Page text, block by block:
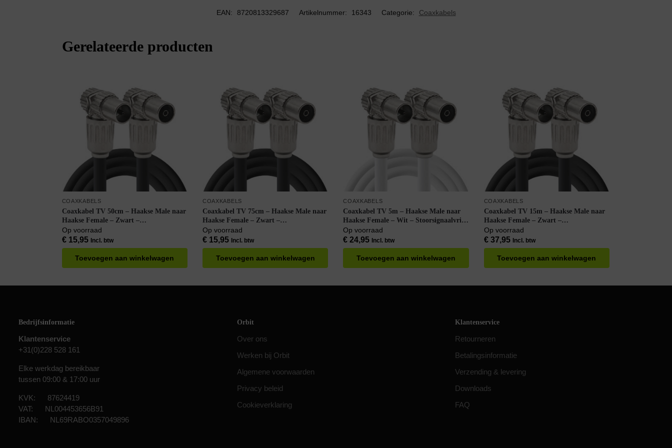
EAN: 8720813329687 Artikelnummer: 16343 Categorie: Coaxkabels
Gerelateerde producten
COAXKABELS
Coaxkabel TV 50cm – Haakse Male naar
Haakse Female – Zwart –
Stoorsignaalvrij – Geschikt voor Buiten –
Handgemaakt
Op voorraad
€15,95 Incl. btw
Toevoegen aan winkelwagen
COAXKABELS
Coaxkabel TV 75cm – Haakse Male naar
Haakse Female – Zwart –
Stoorsignaalvrij – Geschikt voor Buiten –
Handgemaakt
Op voorraad
€15,95 Incl. btw
Toevoegen aan winkelwagen
COAXKABELS
Coaxkabel TV 5m – Haakse Male naar
Haakse Female – Wit – Stoorsignaalvrij
– Handgemaakt
Op voorraad
€ 24,95 Incl. btw
Toevoegen aan winkelwagen
COAXKABELS
Coaxkabel TV 15m – Haakse Male naar
Haakse Female – Zwart –
Stoorsignaalvrij – Geschikt voor Buiten –
Handgemaakt
Op voorraad
€37,95 Incl. btw
Toevoegen aan winkelwagen
Bedrijfsinformatie
Klantenservice
+31(0)228 528 161
Elke werkdag bereikbaar
tussen 09:00 & 17:00 uur
KVK: 87624419
VAT: NL004453656B91
IBAN: NL69RABO0357049896
Orbit
Over ons
Werken bij Orbit
Algemene voorwaarden
Privacy beleid
Cookieverklaring
Klantenservice
Retourneren
Betalingsinformatie
Verzending & levering
Downloads
FAQ